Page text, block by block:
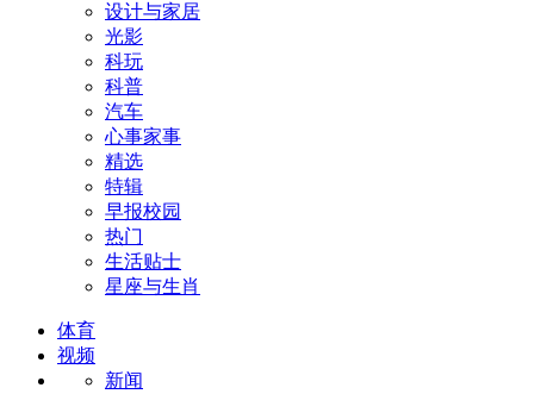
设计与家居
光影
科玩
科普
汽车
心事家事
精选
特辑
早报校园
热门
生活贴士
星座与生肖
体育
视频
新闻